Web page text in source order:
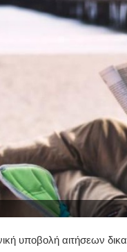
υποβολή αιτήσεων